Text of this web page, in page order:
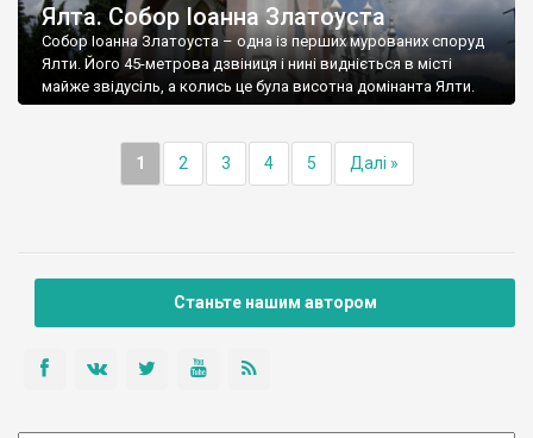
Ялта. Собор Іоанна Златоуста
Собор Іоанна Златоуста – одна із перших мурованих споруд
Ялти. Його 45-метрова дзвіниця і нині видніється в місті
майже звідусіль, а колись це була висотна домінанта Ялти.
1 2 3 4 5 Далі »
Станьте нашим автором